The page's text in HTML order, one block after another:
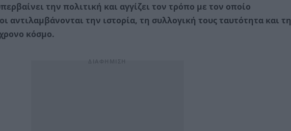
την πολιτική και αγγίζει τον τρόπο με τον οποίο
αντιλαμβάνονται την ιστορία, τη συλλογική τους ταυτότητα και τη
κόσμο.